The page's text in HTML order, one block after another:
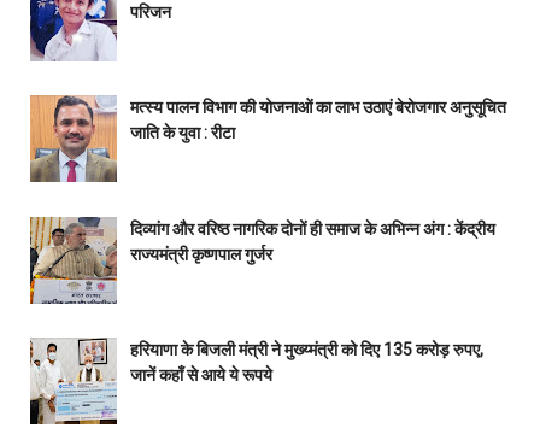
परिजन
मत्स्य पालन विभाग की योजनाओं का लाभ उठाएं बेरोजगार अनुसूचित
जाति के युवा : रीटा
दिव्यांग और वरिष्ठ नागरिक दोनों ही समाज के अभिन्न अंग : केंद्रीय
राज्यमंत्री कृष्णपाल गुर्जर
हरियाणा के बिजली मंत्री ने मुख्य्मंत्री को दिए 135 करोड़ रुपए,
जानें कहाँ से आये ये रूपये